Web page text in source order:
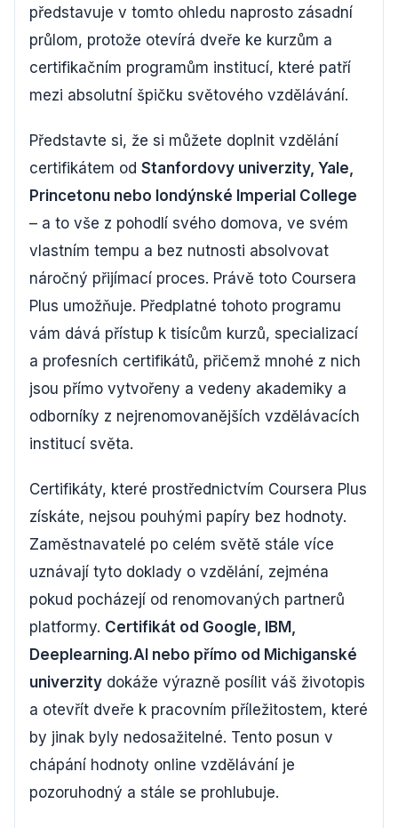
představuje v tomto ohledu naprosto zásadní
průlom, protože otevírá dveře ke kurzům a
certifikačním programům institucí, které patří
mezi absolutní špičku světového vzdělávání.
Představte si, že si můžete doplnit vzdělání
certifikátem od Stanfordovy univerzity, Yale,
Princetonu nebo londýnské Imperial College
– a to vše z pohodlí svého domova, ve svém
vlastním tempu a bez nutnosti absolvovat
náročný přijímací proces. Právě toto Coursera
Plus umožňuje. Předplatné tohoto programu
vám dává přístup k tisícům kurzů, specializací
a profesních certifikátů, přičemž mnohé z nich
jsou přímo vytvořeny a vedeny akademiky a
odborníky z nejrenomovanějších vzdělávacích
institucí světa.
Certifikáty, které prostřednictvím Coursera Plus
získáte, nejsou pouhými papíry bez hodnoty.
Zaměstnavatelé po celém světě stále více
uznávají tyto doklady o vzdělání, zejména
pokud pocházejí od renomovaných partnerů
platformy. Certifikát od Google, IBM,
Deeplearning.AI nebo přímo od Michiganské
univerzity dokáže výrazně posílit váš životopis
a otevřít dveře k pracovním příležitostem, které
by jinak byly nedosažitelné. Tento posun v
chápání hodnoty online vzdělávání je
pozoruhodný a stále se prohlubuje.